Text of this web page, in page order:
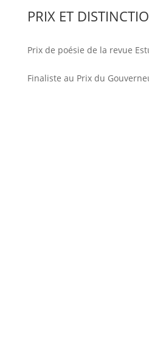
PRIX ET
Prix de poésie de la revue
Finaliste au Prix du